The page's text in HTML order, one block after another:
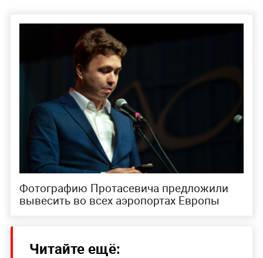
Фотографию Протасевича предложили
вывесить во всех аэропортах Европы
Читайте ещё: